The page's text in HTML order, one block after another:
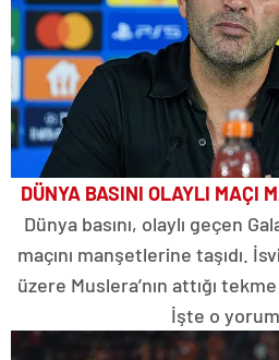
DÜNYA BASINI OLAYLI MAÇI
Dünya basını, olaylı geçen
maçını manşetlerine taşıdı.
üzere Muslera’nın attığı
İşte o